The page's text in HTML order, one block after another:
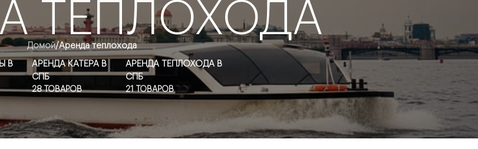
ТЕПЛОХОДА
Домой/Аренда теплохода
В
АРЕНДА КАТЕРА В
СПБ
28 ТОВАРОВ
АРЕНДА ТЕПЛОХОДА В
СПБ
21 ТОВАРОВ